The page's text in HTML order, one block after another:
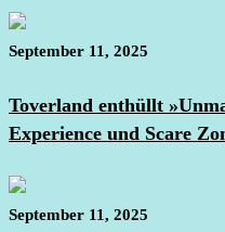
September 11, 2025
Toverland enthüllt
Experience und Scare
September 11, 2025